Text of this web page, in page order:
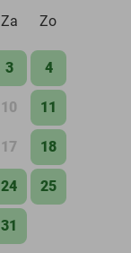
Za Zo
3 4
10 11
17 18
24 25
31